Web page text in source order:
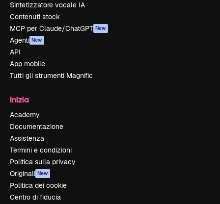
Sintetizzatore vocale IA
Contenuti stock
MCP per Claude/ChatGPT New
Agenti New
API
App mobile
Tutti gli strumenti Magnific
Inizia
Academy
Documentazione
Assistenza
Termini e condizioni
Politica sulla privacy
Originali New
Politica dei cookie
Centro di fiducia